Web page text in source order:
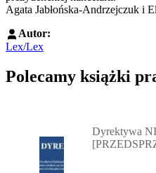
Agata Jabłońska-Andrzejczuk i
Autor:
Lex/Lex
Polecamy książki
Dyrektywa